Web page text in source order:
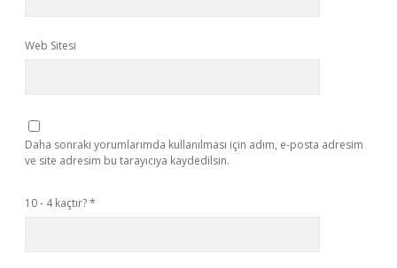
Web Sitesi
Daha sonraki yorumlarımda kullanılması için adım, e-posta adresim
ve site adresim bu tarayıcıya kaydedilsin.
10 - 4 kaçtır?*